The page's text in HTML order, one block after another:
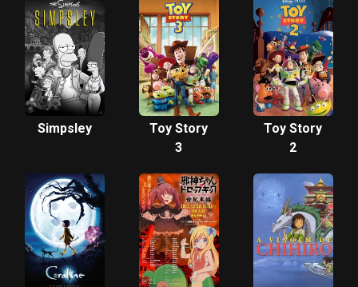
Aventuras
Simpsley
Toy Story
3
Toy Story
2